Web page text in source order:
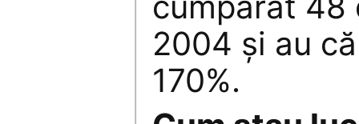
2004 și au
170%.